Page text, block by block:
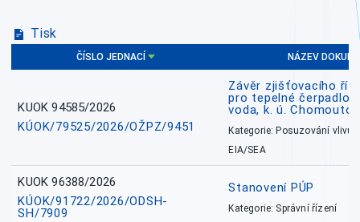
Tisk
ČÍSLO JEDNACÍ NÁZEV
KUOK 94585/2026
KÚOK/79525/2026/OŽPZ/9451
Závěr zjišťovacího
pro tepelné čerpadlo
voda, k. ú. Chomoutov
Kategorie: Posuzování vlivů
EIA/SEA
KUOK 96388/2026
KÚOK/91722/2026/ODSH-
SH/7909
Stanovení PÚP
Kategorie: Správní řízení